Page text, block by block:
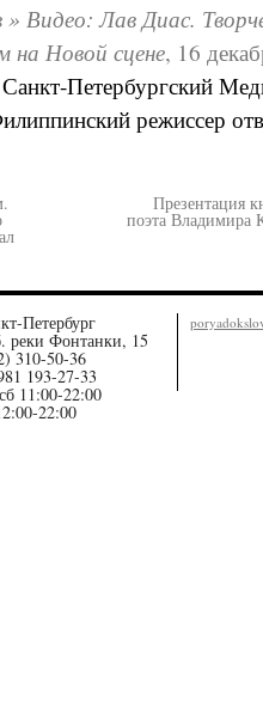
Видео: Лав Диас.
на Новой сцене, 16
Петербургский
режиссер
Презентация
поэта Владимира
Петербург
реки Фонтанки, 15
310-50-36
193-27-33
11:00-22:00
22:00